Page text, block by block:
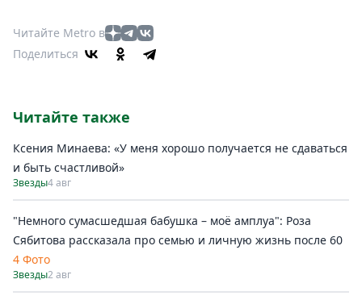
Читайте Metro в
Поделиться
Читайте также
Ксения Минаева: «У меня хорошо получается не сдаваться
и быть счастливой»
Звезды4 авг
"Немного сумасшедшая бабушка – моё амплуа": Роза
Сябитова рассказала про семью и личную жизнь после 60
4 Фото
Звезды2 авг